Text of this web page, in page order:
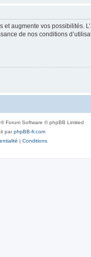
augmente vos possibilités.
de nos conditions
® Forum Software © phpBB Limited
parphpBB-fr.com
| Conditions